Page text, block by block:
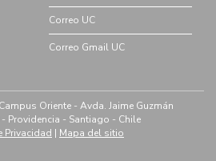
Correo UC
Correo Gmail UC
Oriente - Avda. Jaime Guzmán
- Providencia - Santiago - Chile
Privacidad | Mapa del sitio